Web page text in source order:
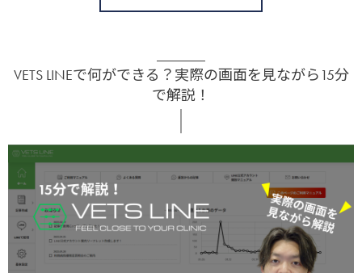
VETS LINEで何ができる？実際の画面を見ながら15分
で解説！